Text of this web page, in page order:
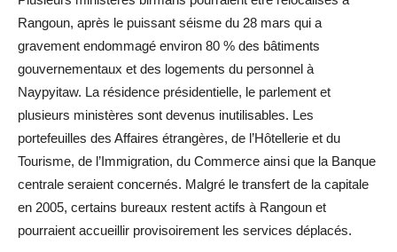
Rangoun, après le puissant séisme du 28 mars qui a
gravement endommagé environ 80 % des bâtiments
gouvernementaux et des logements du personnel à
Naypyitaw. La résidence présidentielle, le parlement et
plusieurs ministères sont devenus inutilisables. Les
portefeuilles des Affaires étrangères, de l’Hôtellerie et du
Tourisme, de l’Immigration, du Commerce ainsi que la Banque
centrale seraient concernés. Malgré le transfert de la capitale
en 2005, certains bureaux restent actifs à Rangoun et
pourraient accueillir provisoirement les services déplacés.